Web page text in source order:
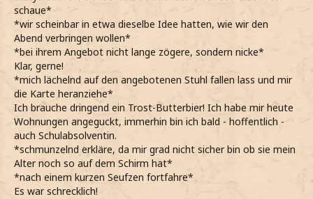
schaue*
*wir scheinbar in etwa dieselbe Idee hatten, wie wir den
Abend verbringen wollen*
*bei ihrem Angebot nicht lange zögere, sondern nicke*
Klar, gerne!
*mich lächelnd auf den angebotenen Stuhl fallen lass und mir
die Karte heranziehe*
Ich brauche dringend ein Trost-Butterbier! Ich habe mir heute
Wohnungen angeguckt, immerhin bin ich bald - hoffentlich -
auch Schulabsolventin.
*schmunzelnd erkläre, da mir grad nicht sicher bin ob sie mein
Alter noch so auf dem Schirm hat*
*nach einem kurzen Seufzen fortfahre*
Es war schrecklich!